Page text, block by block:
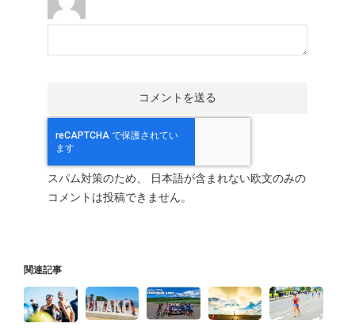
スパム対策のため、 日本語が含まれない欧文のみの
コメントは投稿できません。
関連記事